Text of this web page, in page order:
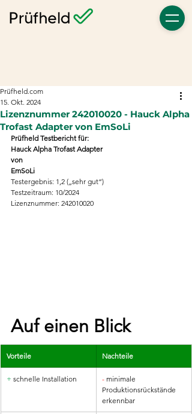
Lizenznummer 242010020 - Hauck Alpha
Trofast Adapter von EmSoLi
Prüfheld.com
15. Okt. 2024
Prüfheld Testbericht für:
Hauck Alpha Trofast Adapter
von
EmSoLi
Testergebnis: 1,2 („sehr gut“)
Testzeitraum: 10/2024
Lizenznummer: 242010020
Auf einen Blick
Vorteile Nachteile
+ schnelle Installation - minimale
Produktionsrückstände
erkennbar